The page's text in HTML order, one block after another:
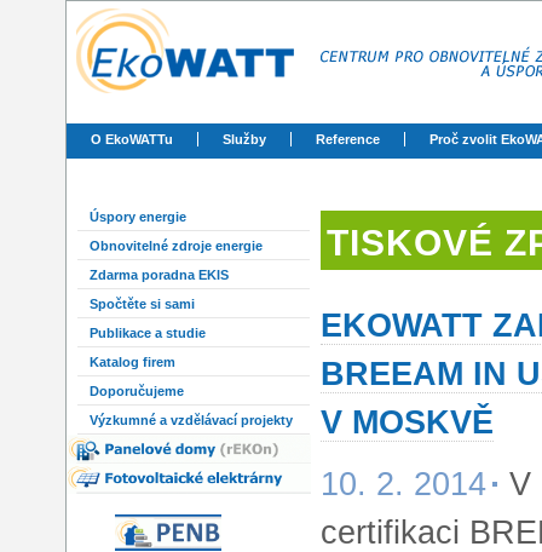
O EkoWATTu Služby Reference Proč zvolit
Úspory energie
Obnovitelné zdroje energie
Zdarma poradna EKIS
Spočtěte si sami
Publikace a studie
Katalog firem
Doporučujeme
Výzkumné a vzdělávací projekty
TISKOVÉ
EKOWATT
BREEAM IN
V MOSKVĚ
10. 2. 2014
V
certifikaci